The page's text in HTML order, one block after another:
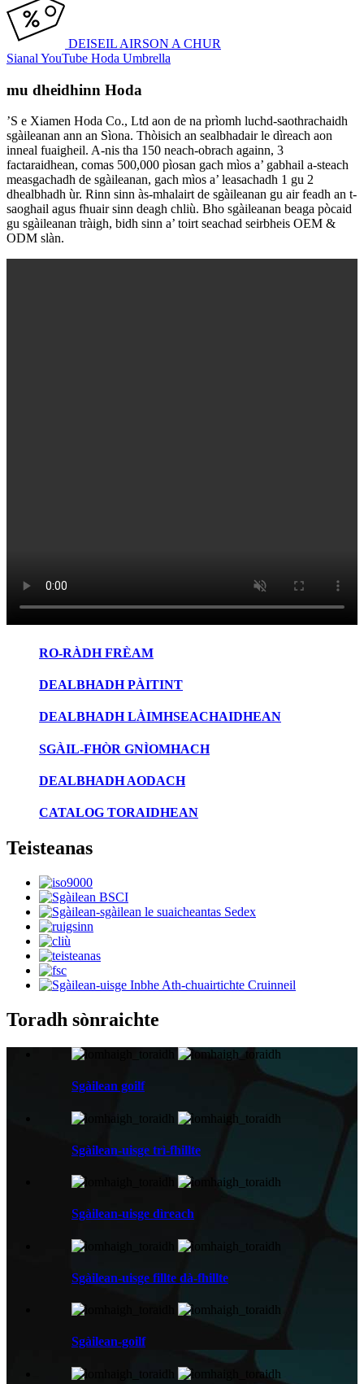
DEISEIL AIRSON A CHUR
Sianal YouTube Hoda Umbrella
mu dheidhinn Hoda
’S e Xiamen Hoda Co., Ltd aon de na prìomh luchd-saothrachaidh
sgàileanan ann an Sìona. Thòisich an sealbhadair le dìreach aon
inneal fuaigheil. A-nis tha 150 neach-obrach againn, 3
factaraidhean, comas 500,000 pìosan gach mìos a’ gabhail a-steach
measgachadh de sgàileanan, gach mìos a’ leasachadh 1 gu 2
dhealbhadh ùr. Rinn sinn às-mhalairt de sgàileanan gu air feadh an t-
saoghail agus fhuair sinn deagh chliù. Bho sgàileanan beaga pòcaid
gu sgàileanan tràigh, bidh sinn a’ toirt seachad seirbheis OEM &
ODM slàn.
RO-RÀDH FRÈAM
DEALBHADH PÀITINT
DEALBHADH LÀIMHSEACHAIDHEAN
SGÀIL-FHÒR GNÌOMHACH
DEALBHADH AODACH
CATALOG TORAIDHEAN
Teisteanas
Toradh sònraichte
Sgàilean goilf
Sgàilean-uisge trì-fhillte
Sgàilean-uisge dìreach
Sgàilean-uisge fillte dà-fhillte
Sgàilean-goilf